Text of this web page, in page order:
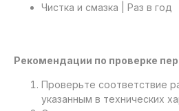
Чистка и смазка | Раз в год
Рекомендации по проверке
Проверьте соответствие
указанным в технических